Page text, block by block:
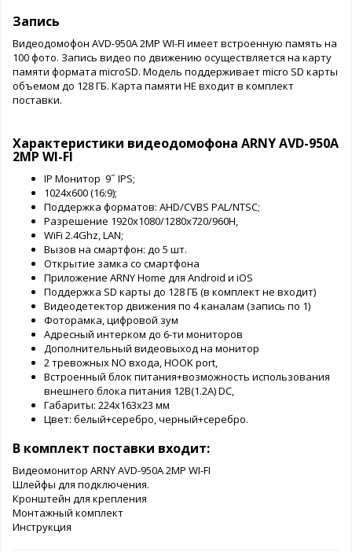
Запись
Видеодомофон AVD-950A 2MP WI-FI имеет встроенную память на
100 фото. Запись видео по движению осуществляется на карту
памяти формата microSD. Модель поддерживает micro SD карты
объемом до 128 ГБ. Карта памяти НЕ входит в комплект
поставки.
Характеристики видеодомофона ARNY AVD-950A
2MP WI-FI
IP Монитор 9˝ IPS;
1024х600 (16:9);
Поддержка форматов: AHD/CVBS PAL/NTSC;
Разрешение 1920х1080/1280х720/960H,
WiFi 2.4Ghz, LAN;
Вызов на смартфон: до 5 шт.
Открытие замка со смартфона
Приложение ARNY Home для Android и iOS
Поддержка SD карты до 128 ГБ (в комплект не входит)
Видеодетектор движения по 4 каналам (запись по 1)
Фоторамка, цифровой зум
Адресный интерком до 6-ти мониторов
Дополнительный видеовыход на монитор
2 тревожных NO входа, HOOK port,
Встроенный блок питания+возможность использования
внешнего блока питания 12В(1.2А) DC,
Габариты: 224x163x23 мм
Цвет: белый+серебро, черный+серебро.
В комплект поставки входит:
Видеомонитор ARNY AVD-950A 2MP WI-FI
Шлейфы для подключения.
Кронштейн для крепления
Монтажный комплект
Инструкция